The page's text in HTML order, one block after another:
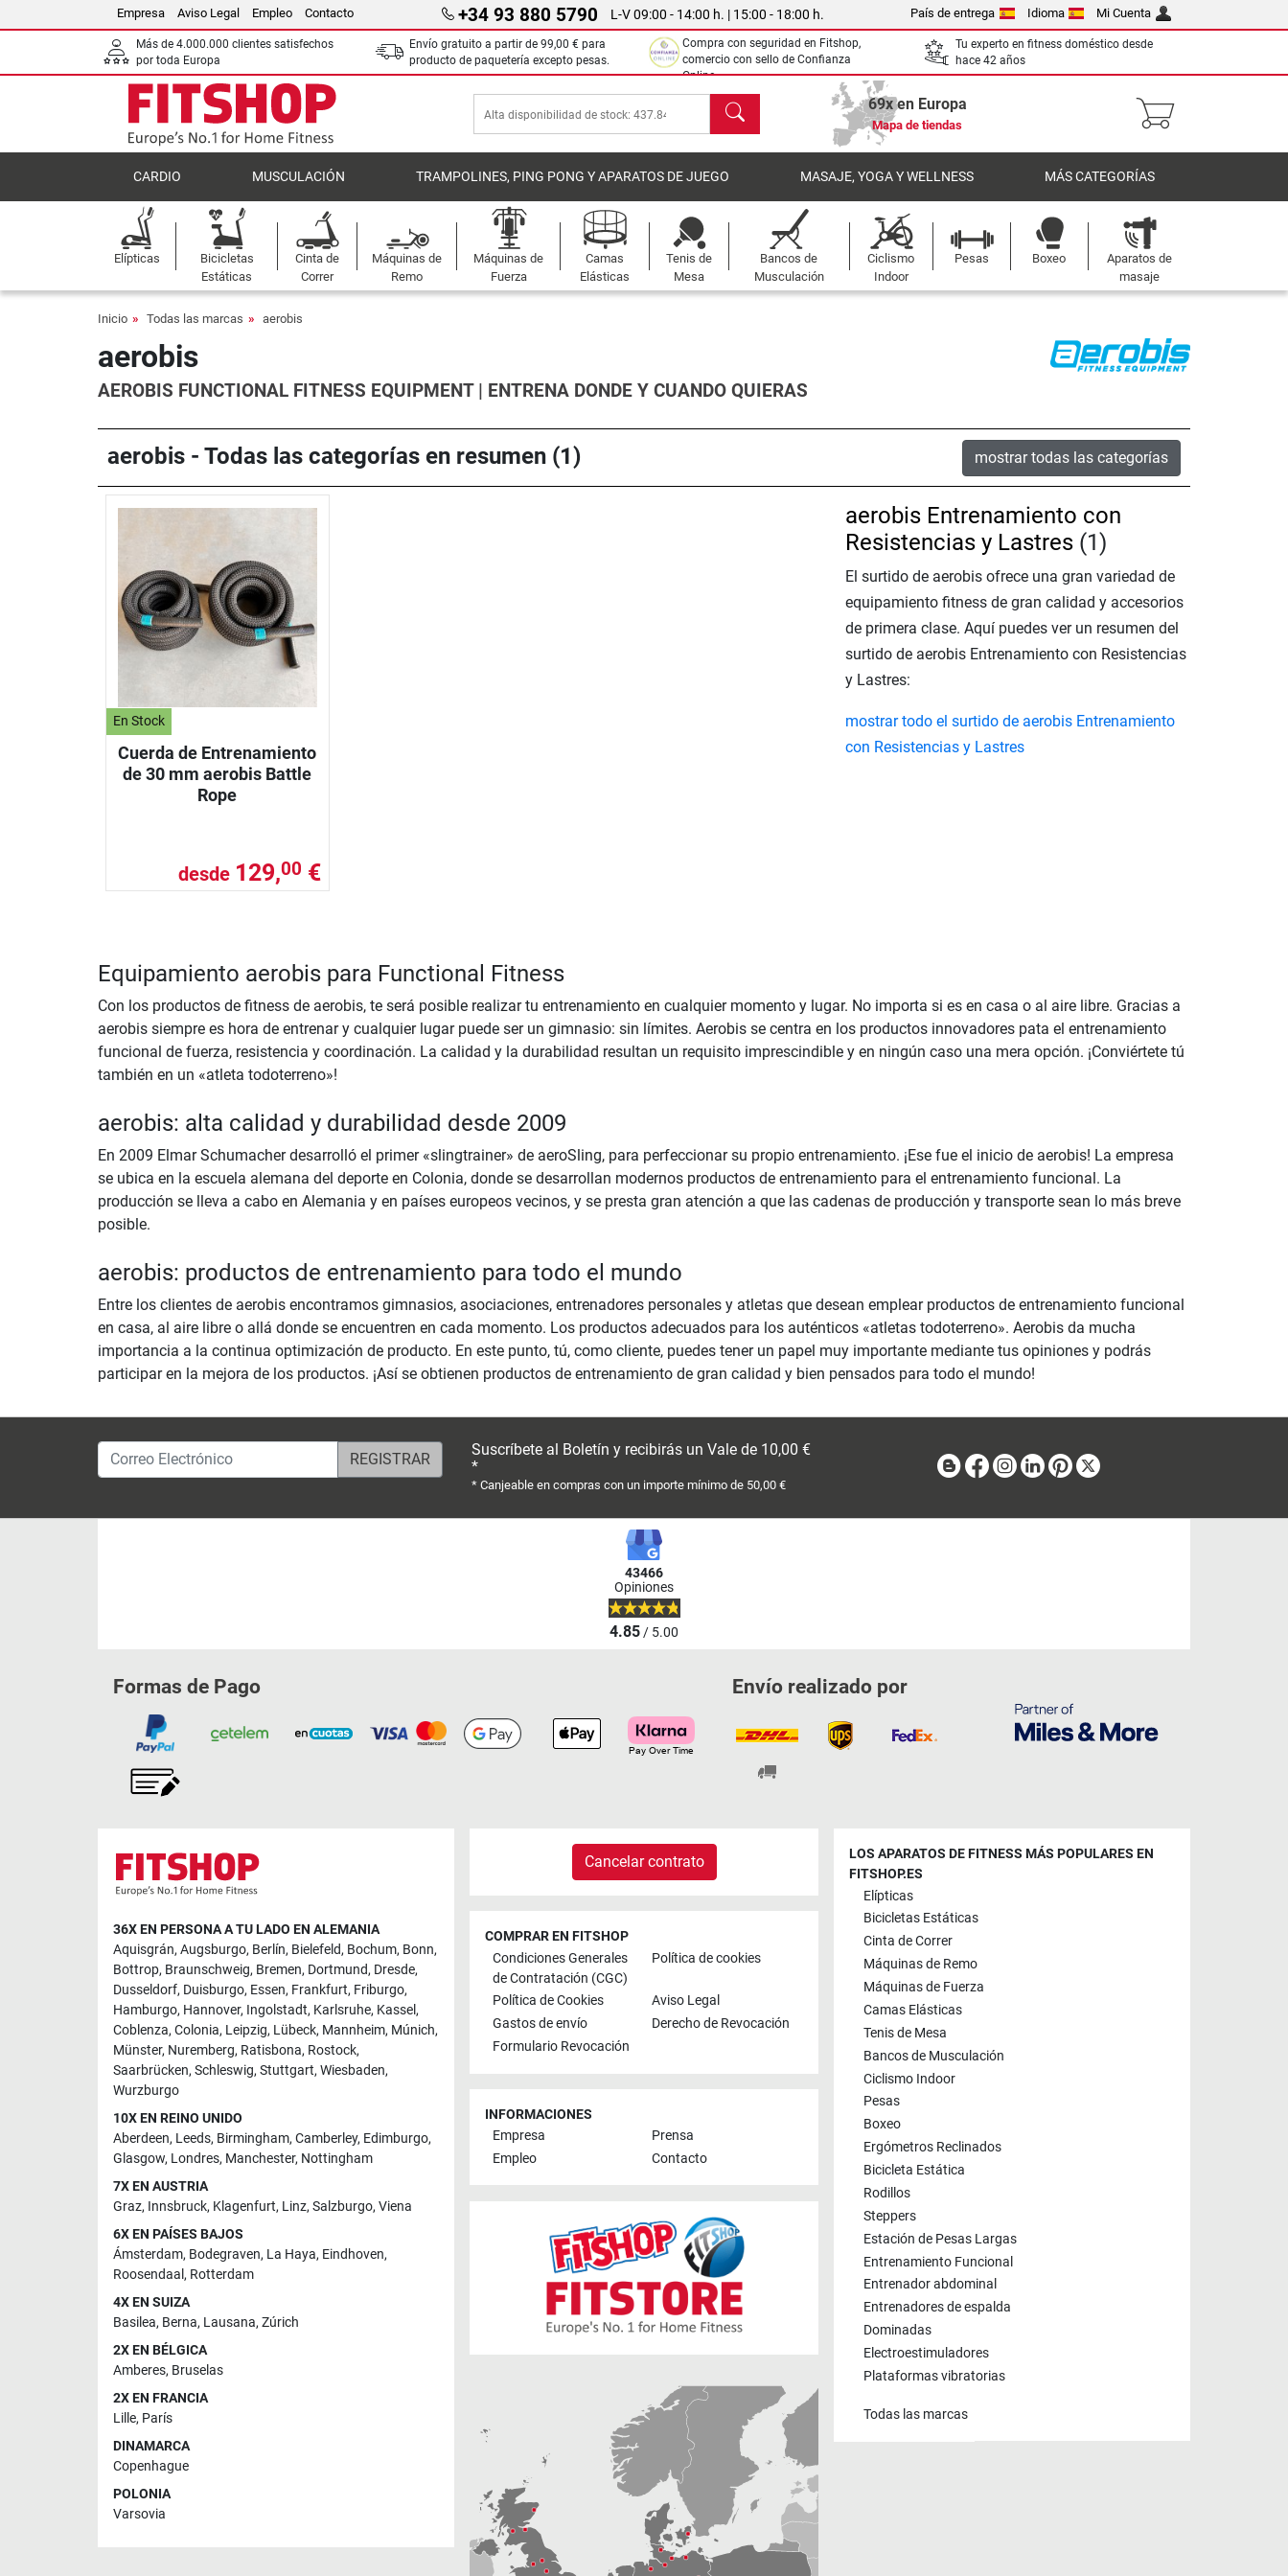
Empresa Aviso Legal Empleo Contacto +34 93 880 5790 L-V 09:00 - 14:00 h. | 15:00 - 18:00 h. País de entrega Idioma Mi Cuenta
Más de 4.000.000 clientes satisfechos
por toda Europa
Envío gratuito a partir de 99,00 € para
producto de paquetería excepto pesas.
Compra con seguridad en Fitshop,
comercio con sello de Confianza
Online.
Tu experto en fitness doméstico desde
hace 42 años
Buscar 69x en Europa
Mapa de tiendas
CARDIO MUSCULACIÓN TRAMPOLINES, PING PONG Y APARATOS DE JUEGO MASAJE, YOGA Y WELLNESS MÁS CATEGORÍAS
Elípticas
Bicicletas
Estáticas
Cinta de
Correr
Máquinas de
Remo
Máquinas de
Fuerza
Camas
Elásticas
Tenis de
Mesa
Bancos de
Musculación
Ciclismo
Indoor
Pesas Boxeo
Aparatos de
masaje
Inicio Todas las marcas aerobis
aerobis
AEROBIS FUNCTIONAL FITNESS EQUIPMENT | ENTRENA DONDE Y CUANDO QUIERAS
aerobis - Todas las categorías en resumen (1) mostrar todas las categorías
En Stock
Cuerda de Entrenamiento
de 30 mm aerobis Battle
Rope
desde 129,00 €
aerobis Entrenamiento con
Resistencias y Lastres (1)
El surtido de aerobis ofrece una gran variedad de
equipamiento fitness de gran calidad y accesorios
de primera clase. Aquí puedes ver un resumen del
surtido de aerobis Entrenamiento con Resistencias
y Lastres:
mostrar todo el surtido de aerobis Entrenamiento
con Resistencias y Lastres
Equipamiento aerobis para Functional Fitness
Con los productos de fitness de aerobis, te será posible realizar tu entrenamiento en cualquier momento y lugar. No importa si es en casa o al aire libre. Gracias a
aerobis siempre es hora de entrenar y cualquier lugar puede ser un gimnasio: sin límites. Aerobis se centra en los productos innovadores pata el entrenamiento
funcional de fuerza, resistencia y coordinación. La calidad y la durabilidad resultan un requisito imprescindible y en ningún caso una mera opción. ¡Conviértete tú
también en un «atleta todoterreno»!
aerobis: alta calidad y durabilidad desde 2009
En 2009 Elmar Schumacher desarrolló el primer «slingtrainer» de aeroSling, para perfeccionar su propio entrenamiento. ¡Ese fue el inicio de aerobis! La empresa
se ubica en la escuela alemana del deporte en Colonia, donde se desarrollan modernos productos de entrenamiento para el entrenamiento funcional. La
producción se lleva a cabo en Alemania y en países europeos vecinos, y se presta gran atención a que las cadenas de producción y transporte sean lo más breve
posible.
aerobis: productos de entrenamiento para todo el mundo
Entre los clientes de aerobis encontramos gimnasios, asociaciones, entrenadores personales y atletas que desean emplear productos de entrenamiento funcional
en casa, al aire libre o allá donde se encuentren en cada momento. Los productos adecuados para los auténticos «atletas todoterreno». Aerobis da mucha
importancia a la continua optimización de producto. En este punto, tú, como cliente, puedes tener un papel muy importante mediante tus opiniones y podrás
participar en la mejora de los productos. ¡Así se obtienen productos de entrenamiento de gran calidad y bien pensados para todo el mundo!
Correo Electrónico
Suscríbete al Boletín y recibirás un Vale de 10,00 €
*
* Canjeable en compras con un importe mínimo de 50,00 €
BlogFacebook
Instagram
LinkedinPinterest
43466
Opiniones
4.85/ 5.00
Formas de Pago Envío realizado por
36X EN PERSONA A TU LADO EN ALEMANIA
Aquisgrán, Augsburgo, Berlín, Bielefeld, Bochum, Bonn,
Bottrop, Braunschweig, Bremen, Dortmund, Dresde,
Dusseldorf, Duisburgo, Essen, Frankfurt, Friburgo,
Hamburgo, Hannover, Ingolstadt, Karlsruhe, Kassel,
Coblenza, Colonia, Leipzig, Lübeck, Mannheim, Múnich,
Münster, Nuremberg, Ratisbona, Rostock,
Saarbrücken, Schleswig, Stuttgart, Wiesbaden,
Wurzburgo
10X EN REINO UNIDO
Aberdeen, Leeds, Birmingham, Camberley, Edimburgo,
Glasgow, Londres, Manchester, Nottingham
7X EN AUSTRIA
Graz, Innsbruck, Klagenfurt, Linz, Salzburgo, Viena
6X EN PAÍSES BAJOS
Ámsterdam, Bodegraven, La Haya, Eindhoven,
Roosendaal, Rotterdam
4X EN SUIZA
Basilea, Berna, Lausana, Zúrich
2X EN BÉLGICA
Amberes, Bruselas
2X EN FRANCIA
Lille, París
DINAMARCA
Copenhague
POLONIA
Varsovia
Cancelar contrato
COMPRAR EN FITSHOP
Condiciones Generales
de Contratación (CGC)
Política de cookies
Política de Cookies
Aviso Legal
Gastos de envío
Derecho de Revocación
Formulario Revocación
INFORMACIONES
Empresa
Prensa
Empleo
Contacto
LOS APARATOS DE FITNESS MÁS POPULARES EN
FITSHOP.ES
Elípticas
Bicicletas Estáticas
Cinta de Correr
Máquinas de Remo
Máquinas de Fuerza
Camas Elásticas
Tenis de Mesa
Bancos de Musculación
Ciclismo Indoor
Pesas
Boxeo
Ergómetros Reclinados
Bicicleta Estática
Rodillos
Steppers
Estación de Pesas Largas
Entrenamiento Funcional
Entrenador abdominal
Entrenadores de espalda
Dominadas
Electroestimuladores
Plataformas vibratorias
Todas las marcas